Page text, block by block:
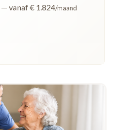
— vanaf € 1.824/maand